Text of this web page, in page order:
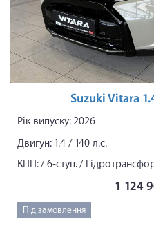
Suzuki Vitara
Рік випуску: 2026
Двигун: 1.4 / 140 л.с.
КПП: / 6-ступ. /
1 124
Під замовлення